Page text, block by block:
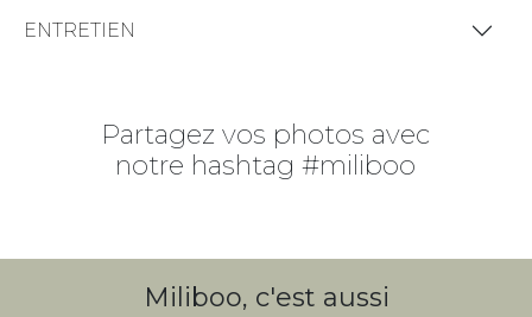
ENTRETIEN
Partagez vos photos avec
notre hashtag #miliboo
Miliboo, c'est aussi